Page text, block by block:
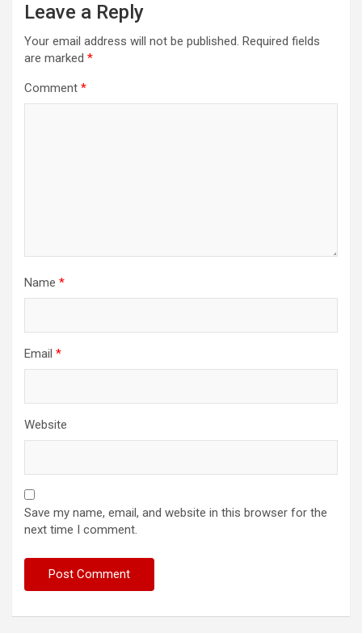
Leave a Reply
Your email address will not be published. Required fields
are marked *
Comment *
Name *
Email *
Website
Save my name, email, and website in this browser for the
next time I comment.